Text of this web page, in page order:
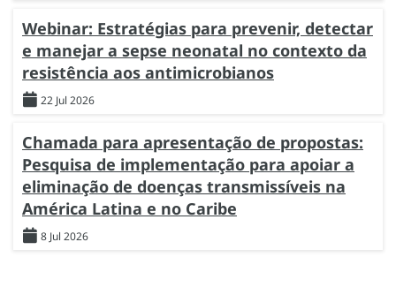
Webinar: Estratégias para prevenir, detectar
e manejar a sepse neonatal no contexto da
resistência aos antimicrobianos
22 Jul 2026
Chamada para apresentação de propostas:
Pesquisa de implementação para apoiar a
eliminação de doenças transmissíveis na
América Latina e no Caribe
8 Jul 2026